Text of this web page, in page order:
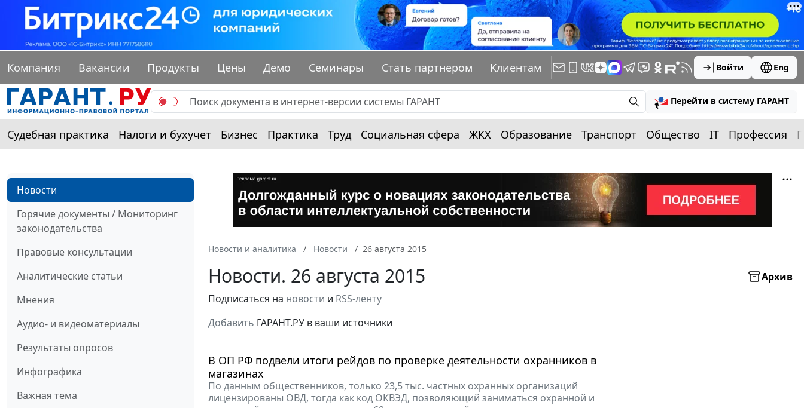
Компания Вакансии Продукты Цены Демо Семинары Стать партнером Клиентам Войти Eng
Перейти в систему ГАРАНТ
Судебная практика Налоги и бухучет Бизнес Практика Труд Социальная сфера ЖКХ Образование Транспорт Общество IT Профессия
Новости
Горячие документы / Мониторинг
законодательства
Правовые консультации
Аналитические статьи
Мнения
Аудио- и видеоматериалы
Результаты опросов
Инфографика
Важная тема
Новости и аналитика Новости 26 августа 2015
Новости. 26 августа 2015
Архив
Подписаться на новости и RSS-ленту
Добавить ГАРАНТ.РУ в ваши источники
В ОП РФ подвели итоги рейдов по проверке деятельности охранников в
магазинах
По данным общественников, только 23,5 тыс. частных охранных организаций
лицензированы ОВД, тогда как код ОКВЭД, позволяющий заниматься охранной и